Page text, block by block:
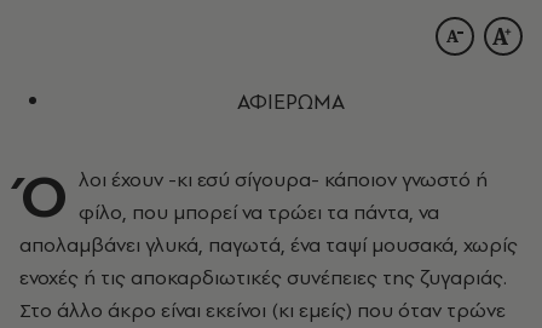
ΑΦΙΕΡΩΜΑ
Ό λοι έχουν -κι εσύ σίγουρα- κάποιον γνωστό ή
φίλο, που μπορεί να τρώει τα πάντα, να
απολαμβάνει γλυκά, παγωτά, ένα ταψί μουσακά, χωρίς
ενοχές ή τις αποκαρδιωτικές συνέπειες της ζυγαριάς.
Στο άλλο άκρο είναι εκείνοι (κι εμείς) που όταν τρώνε